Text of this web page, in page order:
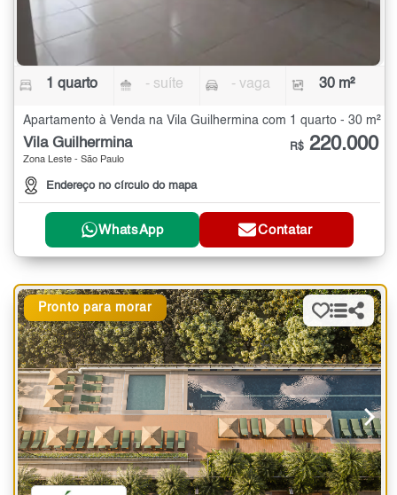
1 quarto - suíte - vaga 30 m²
Apartamento à Venda na Vila Guilhermina com 1 quarto - 30 m²
Vila Guilhermina
Zona Leste - São Paulo
Endereço no círculo do mapa
R$ 220.000
WhatsApp Contatar
Pronto para morar